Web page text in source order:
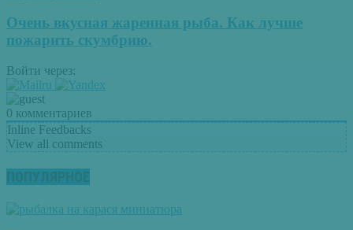
Очень вкусная жаренная рыба. Как лучше
пожарить скумбрию.
Войти через:
0 комментариев
Inline Feedbacks
View all comments
ПОПУЛЯРНОЕ